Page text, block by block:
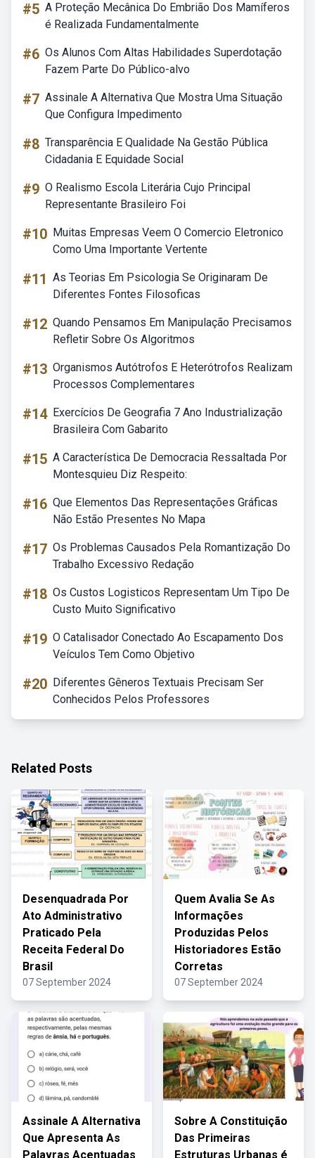
#5 A Proteção Mecânica Do Embrião Dos Mamíferos
é Realizada Fundamentalmente
#6 Os Alunos Com Altas Habilidades Superdotação
Fazem Parte Do Público-alvo
#7 Assinale A Alternativa Que Mostra Uma Situação
Que Configura Impedimento
#8 Transparência E Qualidade Na Gestão Pública
Cidadania E Equidade Social
#9 O Realismo Escola Literária Cujo Principal
Representante Brasileiro Foi
#10 Muitas Empresas Veem O Comercio Eletronico
Como Uma Importante Vertente
#11 As Teorias Em Psicologia Se Originaram De
Diferentes Fontes Filosoficas
#12 Quando Pensamos Em Manipulação Precisamos
Refletir Sobre Os Algoritmos
#13 Organismos Autótrofos E Heterótrofos Realizam
Processos Complementares
#14 Exercícios De Geografia 7 Ano Industrialização
Brasileira Com Gabarito
#15 A Característica De Democracia Ressaltada Por
Montesquieu Diz Respeito:
#16 Que Elementos Das Representações Gráficas
Não Estão Presentes No Mapa
#17 Os Problemas Causados Pela Romantização Do
Trabalho Excessivo Redação
#18 Os Custos Logisticos Representam Um Tipo De
Custo Muito Significativo
#19 O Catalisador Conectado Ao Escapamento Dos
Veículos Tem Como Objetivo
#20 Diferentes Gêneros Textuais Precisam Ser
Conhecidos Pelos Professores
Related Posts
Desenquadrada Por
Ato Administrativo
Praticado Pela
Receita Federal Do
Brasil
07 September 2024
Quem Avalia Se As
Informações
Produzidas Pelos
Historiadores Estão
Corretas
07 September 2024
Assinale A Alternativa
Que Apresenta As
Palavras Acentuadas
Sobre A Constituição
Das Primeiras
Estruturas Urbanas é